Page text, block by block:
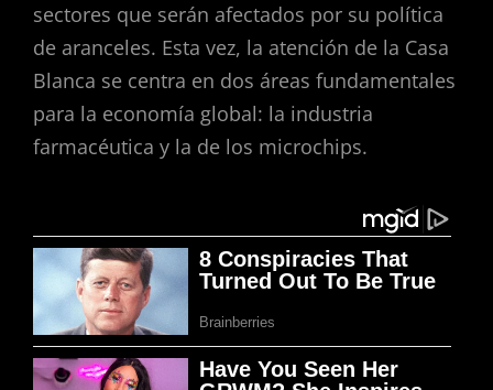
sectores que serán afectados por su política
de aranceles. Esta vez, la atención de la Casa
Blanca se centra en dos áreas fundamentales
para la economía global: la industria
farmacéutica y la de los microchips.